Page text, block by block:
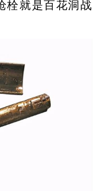
栓就是百花洞战